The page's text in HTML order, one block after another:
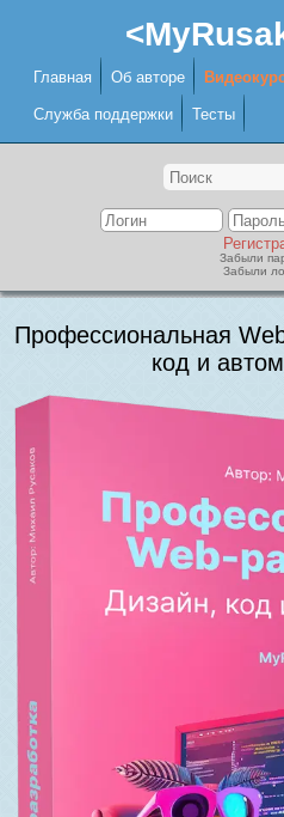
Главная Об авторе
Служба поддержки Тесты
Забыли
Забыли
Профессиональная
код и